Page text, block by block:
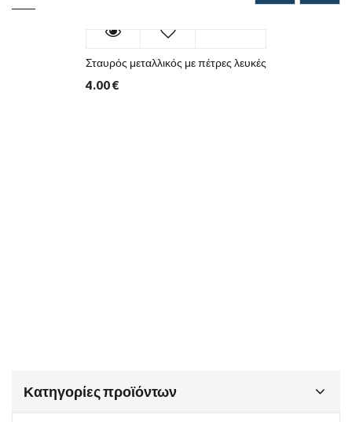
Σταυρός μεταλλικός με πέτρες λευκές
4.00€
Κατηγορίες προϊόντων